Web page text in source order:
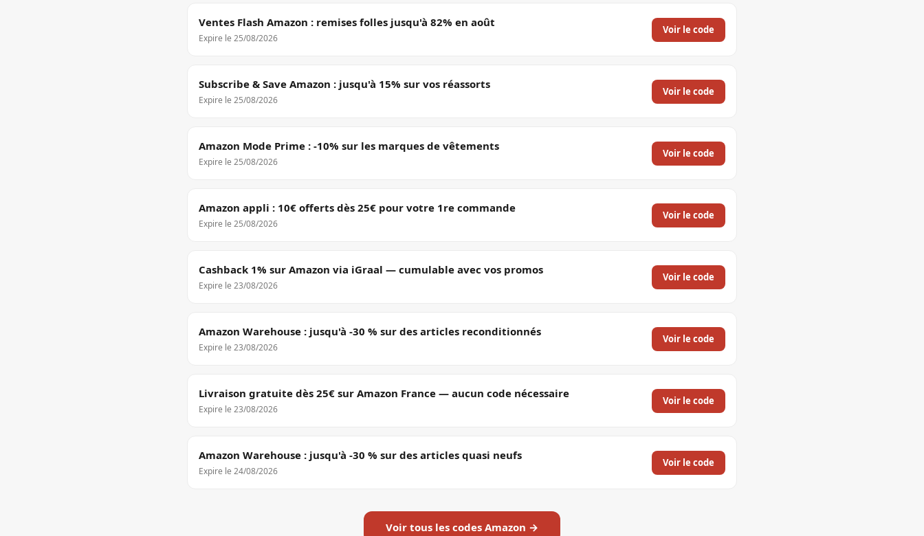
Ventes Flash Amazon : remises folles jusqu'à 82% en août
Expire le 25/08/2026
Voir le code
Subscribe & Save Amazon : jusqu'à 15% sur vos réassorts
Expire le 25/08/2026
Voir le code
Amazon Mode Prime : -10% sur les marques de vêtements
Expire le 25/08/2026
Voir le code
Amazon appli : 10€ offerts dès 25€ pour votre 1re commande
Expire le 25/08/2026
Voir le code
Cashback 1% sur Amazon via iGraal — cumulable avec vos promos
Expire le 23/08/2026
Voir le code
Amazon Warehouse : jusqu'à -30 % sur des articles reconditionnés
Expire le 23/08/2026
Voir le code
Livraison gratuite dès 25€ sur Amazon France — aucun code nécessaire
Expire le 23/08/2026
Voir le code
Amazon Warehouse : jusqu'à -30 % sur des articles quasi neufs
Expire le 24/08/2026
Voir le code
Voir tous les codes Amazon →